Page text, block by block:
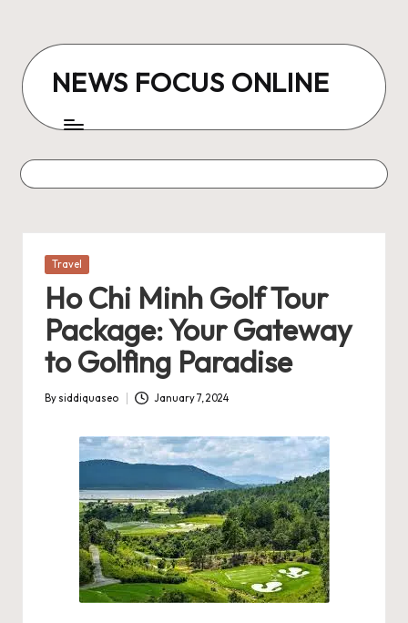
content
NEWS FOCUS ONLINE
Posted
Travel
Ho Chi Minh Golf Tour
Package: Your Gateway
to Golfing Paradise
Posted
By siddiquaseo January 7, 2024